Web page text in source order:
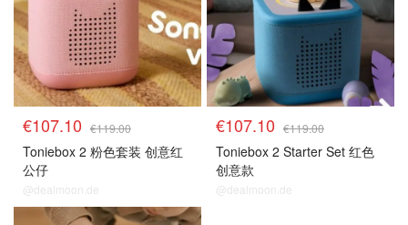
€107.10 €119.00
Toniebox 2 粉色套装 创意红
公仔
@dealmoon.de
€107.10 €119.00
Toniebox 2 Starter Set 红色
创意款
@dealmoon.de